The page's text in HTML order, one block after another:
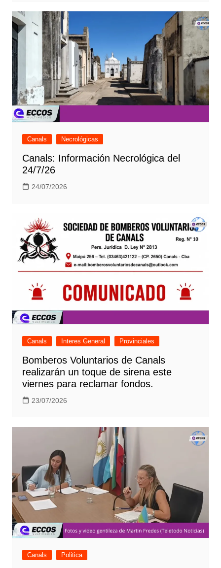
Canals Necrológicas
Canals: Información Necrológica del
24/7/26
24/07/2026
Canals Interes General Provinciales
Bomberos Voluntarios de Canals
realizarán un toque de sirena este
viernes para reclamar fondos.
23/07/2026
Canals Politica